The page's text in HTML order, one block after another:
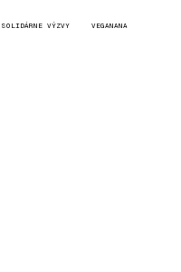
SOLIDÁRNE VÝZVY VEGANANA